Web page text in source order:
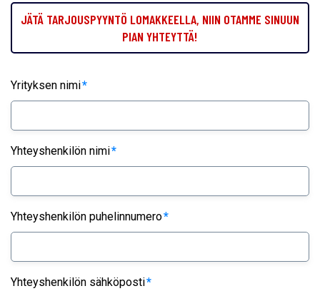
JÄTÄ TARJOUSPYYNTÖ LOMAKKEELLA, NIIN OTAMME SINUUN
PIAN YHTEYTTÄ!
Yrityksen nimi*
Yhteyshenkilön nimi*
Yhteyshenkilön puhelinnumero*
Yhteyshenkilön sähköposti*